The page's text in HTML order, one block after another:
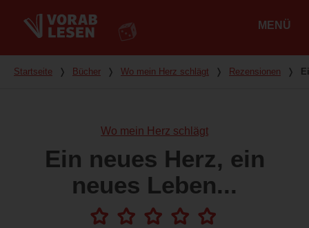
MENÜ
Du bist hier
Startseite ❭ Bücher ❭ Wo mein Herz schlägt ❭ Rezensionen ❭
Wo mein Herz schlägt
Ein neues Herz, ein
neues Leben...